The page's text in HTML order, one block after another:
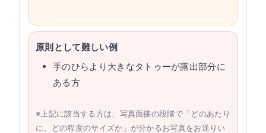
原則として難しい例
手のひらより大きなタトゥーが露出部分に
ある方
※上記に該当する方は、写真面接の段階で「どのあたり
に、どの程度のサイズか」が分かるお写真をお送りい